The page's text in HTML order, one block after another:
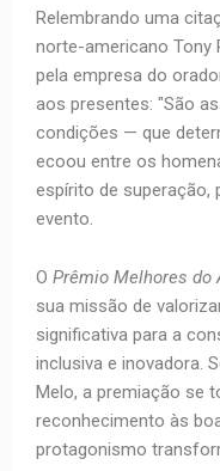
Relembrando uma
norte-americano Tony
pela empresa do
aos presentes: "São
condições — que
ecoou entre os
espírito de superação,
evento.
O Prêmio Melhores do
sua missão de
significativa para a
inclusiva e inovadora.
Melo, a premiação se
reconhecimento às
protagonismo